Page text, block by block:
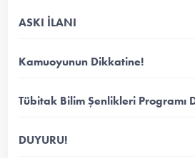
ASKI İLANI
Kamuoyunun Dikkatine!
Tübitak Bilim Şenlikleri Programı
DUYURU!